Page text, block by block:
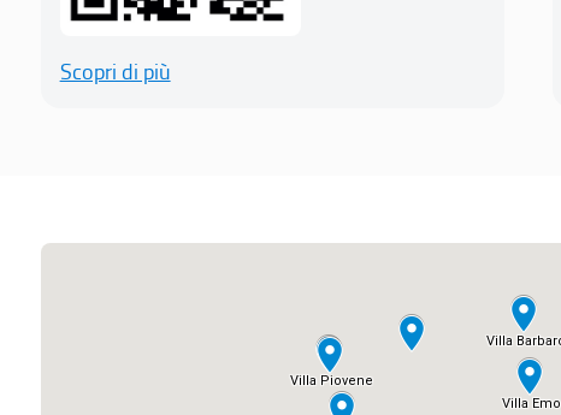
Scopri di più